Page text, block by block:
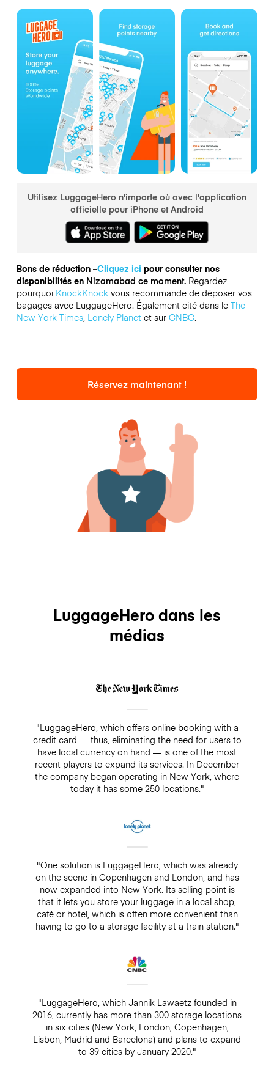
Utilisez LuggageHero n'importe où avec l'application
officielle pour iPhone et Android
Bons de réduction –Cliquez ici pour consulter nos
disponibilités en Nizamabad ce moment. Regardez
pourquoi KnockKnockvous recommande de déposer vos
bagages avec LuggageHero. Également cité dans le The
New York Times, Lonely Planetet sur CNBC.
Réservez maintenant !
LuggageHero dans les
médias
"LuggageHero, which offers online booking with a
credit card — thus, eliminating the need for users to
have local currency on hand — is one of the most
recent players to expand its services. In December
the company began operating in New York, where
today it has some 250 locations."
"One solution is LuggageHero, which was already
on the scene in Copenhagen and London, and has
now expanded into New York. Its selling point is
that it lets you store your luggage in a local shop,
café or hotel, which is often more convenient than
having to go to a storage facility at a train station."
"LuggageHero, which Jannik Lawaetz founded in
2016, currently has more than 300 storage locations
in six cities (New York, London, Copenhagen,
Lisbon, Madrid and Barcelona) and plans to expand
to 39 cities by January 2020."